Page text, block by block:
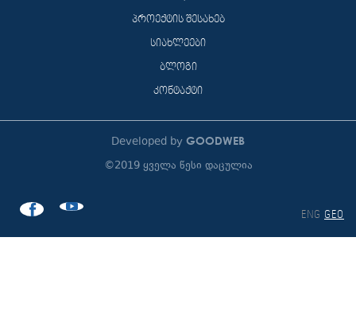
პროექტის შესახებ
სიახლეები
ბლოგი
კონტაქტი
Developed by GOODWEB
©2019 ყველა წესი დაცულია
ENG GEO